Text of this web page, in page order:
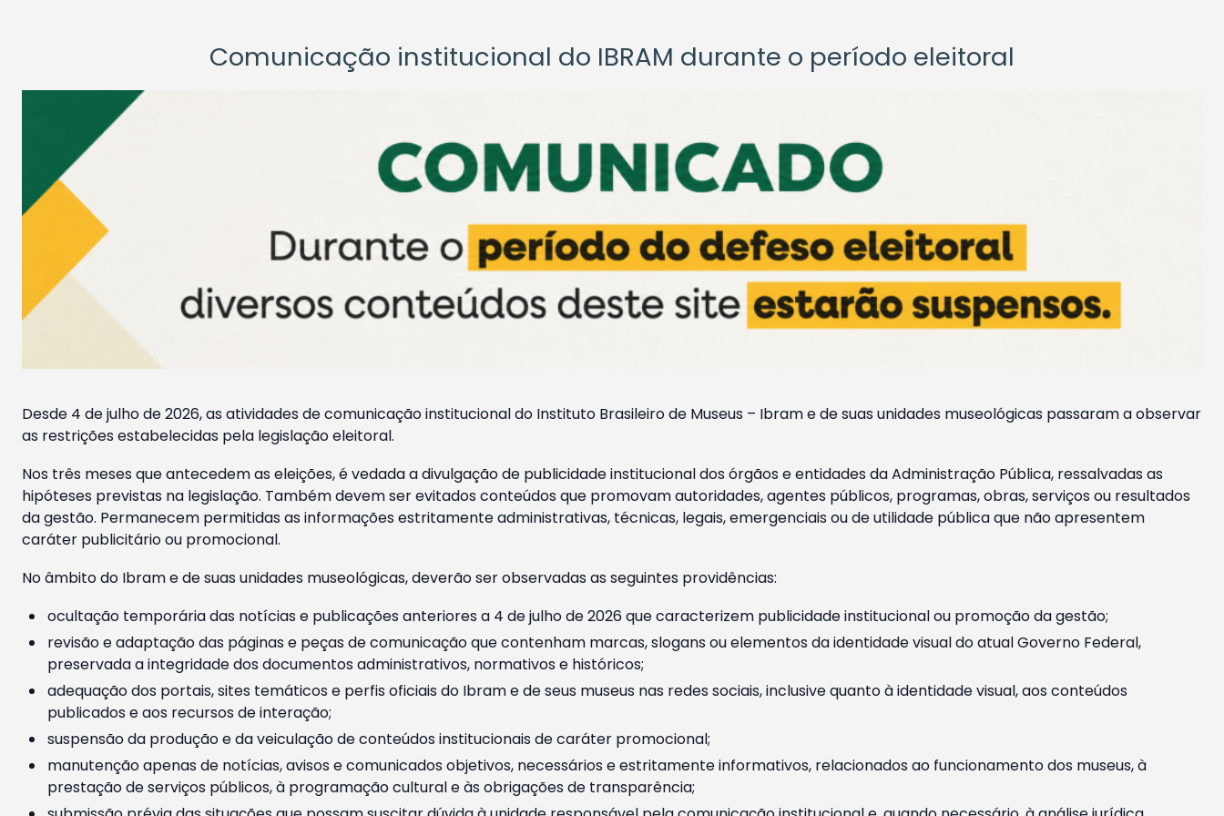
Comunicação institucional do IBRAM durante o período eleitoral
Desde 4 de julho de 2026, as atividades de comunicação institucional do Instituto Brasileiro de Museus – Ibram e de suas unidades museológicas passaram a observar
as restrições estabelecidas pela legislação eleitoral.
Nos três meses que antecedem as eleições, é vedada a divulgação de publicidade institucional dos órgãos e entidades da Administração Pública, ressalvadas as
hipóteses previstas na legislação. Também devem ser evitados conteúdos que promovam autoridades, agentes públicos, programas, obras, serviços ou resultados
da gestão. Permanecem permitidas as informações estritamente administrativas, técnicas, legais, emergenciais ou de utilidade pública que não apresentem
caráter publicitário ou promocional.
No âmbito do Ibram e de suas unidades museológicas, deverão ser observadas as seguintes providências:
ocultação temporária das notícias e publicações anteriores a 4 de julho de 2026 que caracterizem publicidade institucional ou promoção da gestão;
revisão e adaptação das páginas e peças de comunicação que contenham marcas, slogans ou elementos da identidade visual do atual Governo Federal,
preservada a integridade dos documentos administrativos, normativos e históricos;
adequação dos portais, sites temáticos e perfis oficiais do Ibram e de seus museus nas redes sociais, inclusive quanto à identidade visual, aos conteúdos
publicados e aos recursos de interação;
suspensão da produção e da veiculação de conteúdos institucionais de caráter promocional;
manutenção apenas de notícias, avisos e comunicados objetivos, necessários e estritamente informativos, relacionados ao funcionamento dos museus, à
prestação de serviços públicos, à programação cultural e às obrigações de transparência;